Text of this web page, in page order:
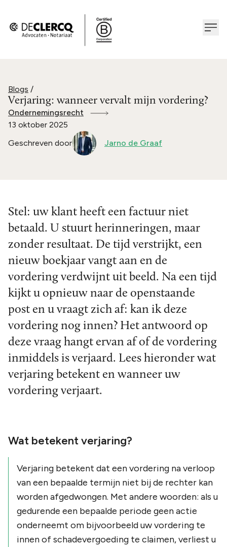
Blogs /
Verjaring: wanneer vervalt mijn vordering?
Ondernemingsrecht
13 oktober 2025
Geschreven door
Jarno de Graaf
Stel: uw klant heeft een factuur niet
betaald. U stuurt herinneringen, maar
zonder resultaat. De tijd verstrijkt, een
nieuw boekjaar vangt aan en de
vordering verdwijnt uit beeld. Na een tijd
kijkt u opnieuw naar de openstaande
post en u vraagt zich af: kan ik deze
vordering nog innen? Het antwoord op
deze vraag hangt ervan af of de vordering
inmiddels is verjaard. Lees hieronder wat
verjaring betekent en wanneer uw
vordering verjaart.
Wat betekent verjaring?
Verjaring betekent dat een vordering na verloop
van een bepaalde termijn niet bij de rechter kan
worden afgedwongen. Met andere woorden: als u
gedurende een bepaalde periode geen actie
onderneemt om bijvoorbeeld uw vordering te
innen of schadevergoeding te claimen, verliest u